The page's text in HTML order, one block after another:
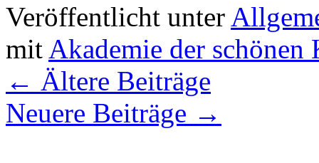
Veröffentlicht unter
mit Akademie der schönen
← Ältere Beiträge
Neuere Beiträge →